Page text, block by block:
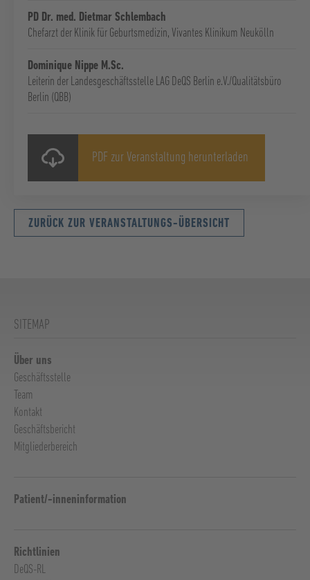
PD Dr. med. Dietmar Schlembach
Chefarzt der Klinik für Geburtsmedizin, Vivantes Klinikum Neukölln
Dominique Nippe M.Sc.
Leiterin der Landesgeschäftsstelle LAG DeQS Berlin e.V./Qualitätsbüro
Berlin (QBB)
PDF zur Veranstaltung herunterladen
ZURÜCK ZUR VERANSTALTUNGS-ÜBERSICHT
SITEMAP
Über uns
Geschäftsstelle
Team
Kontakt
Geschäftsbericht
Mitgliederbereich
Patient/-inneninformation
Richtlinien
DeQS-RL